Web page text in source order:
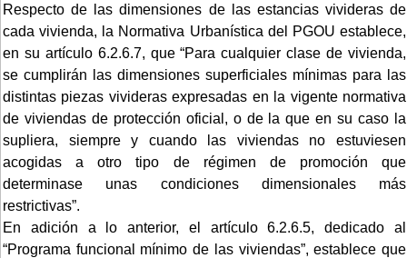
Respecto de las dimensiones de las estancias vivideras de
cada vivienda, la Normativa Urbanística del PGOU establece,
en su artículo 6.2.6.7, que “Para cualquier clase de vivienda,
se cumplirán las dimensiones superficiales mínimas para las
distintas piezas vivideras expresadas en la vigente normativa
de viviendas de protección oficial, o de la que en su caso la
supliera, siempre y cuando las viviendas no estuviesen
acogidas a otro tipo de régimen de promoción que
determinase unas condiciones dimensionales más
restrictivas”.
En adición a lo anterior, el artículo 6.2.6.5, dedicado al
“Programa funcional mínimo de las viviendas”, establece que